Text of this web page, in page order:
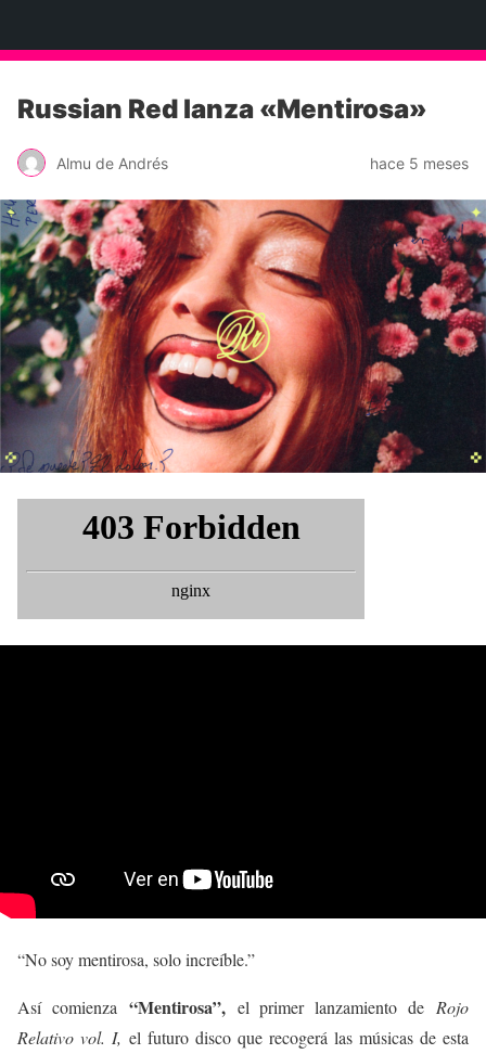
Russian Red lanza «Mentirosa»
Almu de Andrés hace 5 meses
“No soy mentirosa, solo increíble.”
Así comienza “Mentirosa”,el primer lanzamiento deRojo
Relativo vol. I, el futuro disco que recogerá las músicas de esta